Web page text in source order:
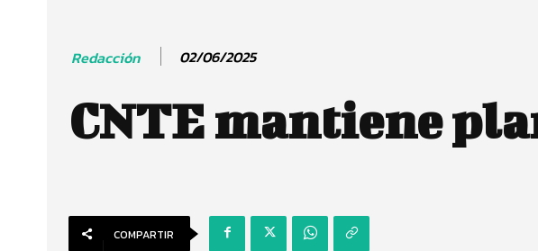
Redacción 02/06/2025
CNTE mantiene
COMPARTIR